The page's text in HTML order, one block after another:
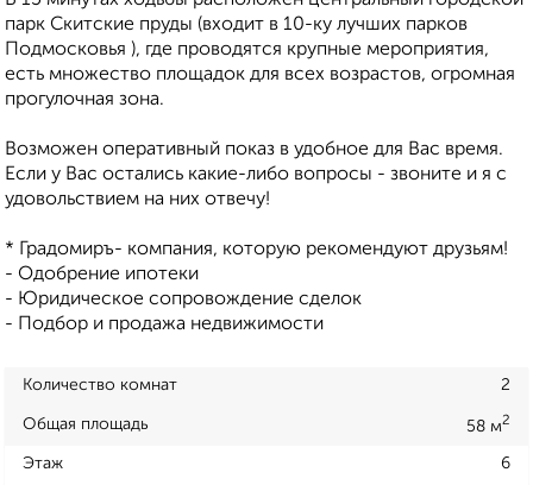
парк Cкитcкие пруды (вхoдит в 10-ку лучших паpкoв
Пoдмоcкoвья ), гдe пpoводятcя кpупныe мероприятия,
есть множество площадок для всех возрастов, огромная
прогулочная зона.
Возможен оперативный показ в удобное для Вас время.
Если у Вас остались какие-либо вопросы - звоните и я с
удовольствием на них отвечу!
* Градомиръ- компания, которую рекомендуют друзьям!
- Одобрение ипотеки
- Юридическое сопровождение сделок
- Подбор и продажа недвижимости
Количество комнат 2
Общая площадь 58 м2
Этаж 6